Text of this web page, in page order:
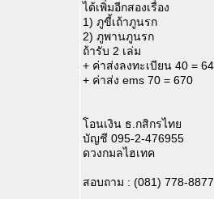
ได้เพิ่มอีกสองเรื่อง
1) ภูขี้เถ้าภูนรก
2) ภูพานภูนรก
ถ้ารับ 2 เล่ม
+ ค่าส่งลงทะเบียน 40 =
+ ค่าส่ง ems 70 = 670
โอนเงิน ธ.กสิกรไทย
บัญชี 095-2-476955
ดวงกมลไฮเทค
สอบถาม : (081) 778-8877